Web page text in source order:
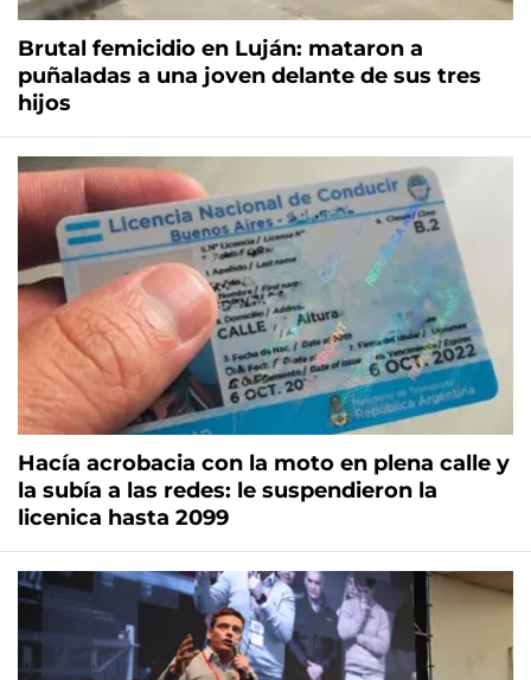
Brutal femicidio en Luján: mataron a
puñaladas a una joven delante de sus tres
hijos
Hacía acrobacia con la moto en plena calle y
la subía a las redes: le suspendieron la
licenica hasta 2099